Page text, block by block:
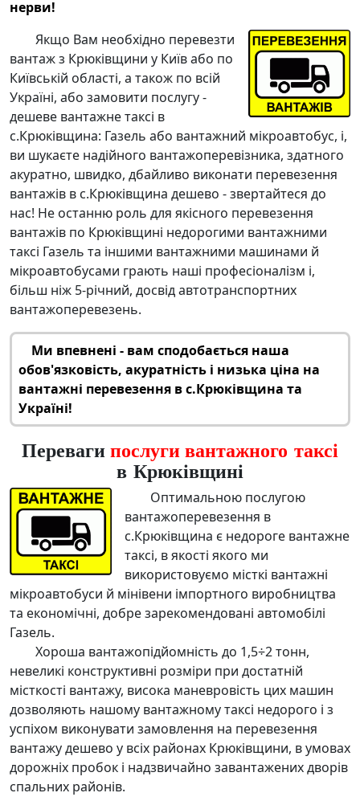
нерви!
Якщо Вам необхідно перевезти
вантаж з Крюківщини у Київ або по
Київській області, а також по всій
Україні, або замовити послугу -
дешеве вантажне таксі в
с.Крюківщина: Газель або вантажний мікроавтобус, і,
ви шукаєте надійного вантажоперевізника, здатного
акуратно, швидко, дбайливо виконати перевезення
вантажів в с.Крюківщина дешево - звертайтеся до
нас! Не останню роль для якісного перевезення
вантажів по Крюківщині недорогими вантажними
таксі Газель та іншими вантажними машинами й
мікроавтобусами грають наші професіоналізм і,
більш ніж 5-річний, досвід автотранспортних
вантажоперевезень.
Ми впевнені - вам сподобається наша
обов'язковість, акуратність і низька ціна на
вантажні перевезення в с.Крюківщина та
Україні!
Перевагипослуги вантажного таксі
в Крюківщині
Оптимальною послугою
вантажоперевезення в
с.Крюківщина є недороге вантажне
таксі, в якості якого ми
використовуємо місткі вантажні
мікроавтобуси й мінівени імпортного виробництва
та економічні, добре зарекомендовані автомобілі
Газель.
Хороша вантажопідйомність до 1,5÷2 тонн,
невеликі конструктивні розміри при достатній
місткості вантажу, висока маневровість цих машин
дозволяють нашому вантажному таксі недорого і з
успіхом виконувати замовлення на перевезення
вантажу дешево у всіх районах Крюківщини, в умовах
дорожніх пробок і надзвичайно завантажених дворів
спальних районів.